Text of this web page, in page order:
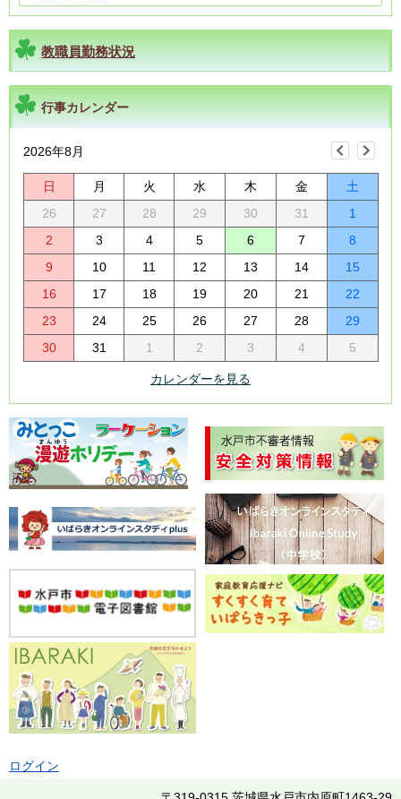
教職員勤務状況
行事カレンダー
2026年8月
日 月 火 水 木 金
土
26
27 28 29 30 31
1
2
3 4 5 6 7
8
9
10 11 12 13 14
15
16
17 18 19 20 21
22
23
24 25 26 27 28
29
30
31 1 2 3 4 5
カレンダーを見る
ログイン